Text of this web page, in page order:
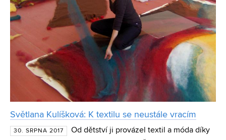
Světlana Kulíšková: K textilu se neustále vracím
30. SRPNA 2017
Od dětství ji provázel textil a móda díky